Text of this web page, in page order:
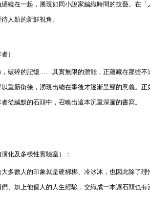
繞在一起，展現如同小說家編織時間的技藝。在
人類的新鮮視角。
）
，破碎的記憶……其實無限的潛能，正蘊藏在那些
重新銜接，湧現出總在事後才逐漸呈顯的意義。
從緘默的石頭中，召喚出這本沉重深邃的書寫。
化及多樣性實驗室）：
多數人的印象就是硬梆梆、冷冰冰，也因此除了
、加上他個人的人生經驗，交織成一本讓石頭也